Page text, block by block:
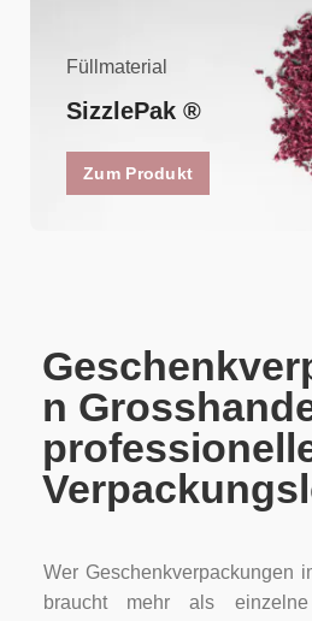
Füllmaterial
SizzlePak ®
Zum Produkt
n
Wer Geschenkverpackungen
braucht mehr als